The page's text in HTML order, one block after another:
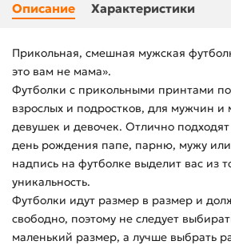
Описание Характеристики
Прикольная, смешная мужская
это вам не мама».
Футболки с прикольными принтами
взрослых и подростков, для мужчин и
девушек и девочек. Отлично
день рождения папе, парню, мужу
надпись на футболке выделит вас из
уникальность.
Футболки идут размер в размер и
свободно, поэтому не следует
маленький размер, а лучше выбрать